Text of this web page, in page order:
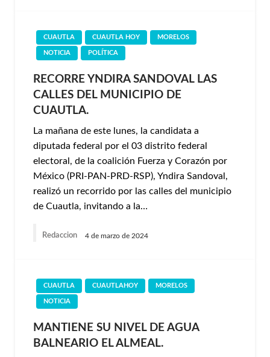
CUAUTLA CUAUTLA HOY MORELOS
NOTICIA POLÍTICA
RECORRE YNDIRA SANDOVAL LAS
CALLES DEL MUNICIPIO DE
CUAUTLA.
La mañana de este lunes, la candidata a
diputada federal por el 03 distrito federal
electoral, de la coalición Fuerza y Corazón por
México (PRI-PAN-PRD-RSP), Yndira Sandoval,
realizó un recorrido por las calles del municipio
de Cuautla, invitando a la…
Redaccion 4 de marzo de 2024
CUAUTLA CUAUTLAHOY MORELOS
NOTICIA
MANTIENE SU NIVEL DE AGUA
BALNEARIO EL ALMEAL.